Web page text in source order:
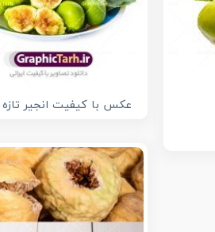
عکس با کیفیت انجیر تازه